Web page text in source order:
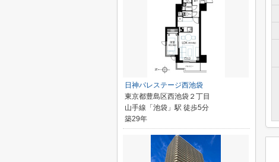
日神パレステージ西池袋
東京都豊島区西池袋２丁目
山手線「池袋」駅 徒歩5分
築29年